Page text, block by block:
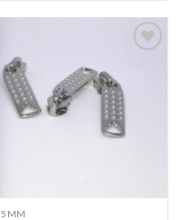
Wunschliste
5MM